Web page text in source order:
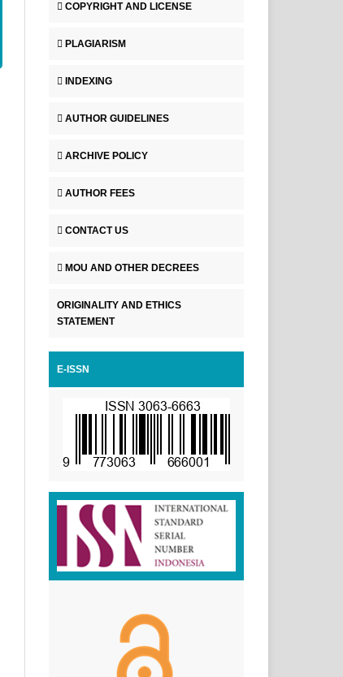
COPYRIGHT AND LICENSE
PLAGIARISM
INDEXING
AUTHOR GUIDELINES
ARCHIVE POLICY
AUTHOR FEES
CONTACT US
MOU AND OTHER DECREES
ORIGINALITY AND ETHICS
STATEMENT
E-ISSN